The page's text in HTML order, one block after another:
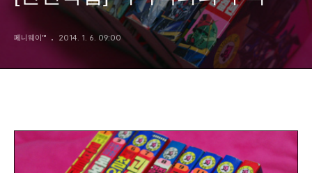
페니웨이™ 2014. 1. 6. 09:00